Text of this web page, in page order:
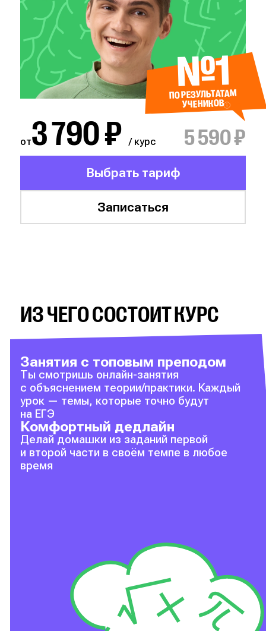
№1
ПО РЕЗУЛЬТАТАМ
УЧЕНИКОВ
Выбрать тариф
Записаться
от3 790 ₽ / курс 5 590 ₽
ИЗ ЧЕГО СОСТОИТ КУРС
Занятия с топовым преподом
Ты смотришь онлайн-занятия
с объяснением теории/практики. Каждый
урок — темы, которые точно будут
на ЕГЭ
Комфортный дедлайн
Делай домашки из заданий первой
и второй части в своём темпе в любое
время